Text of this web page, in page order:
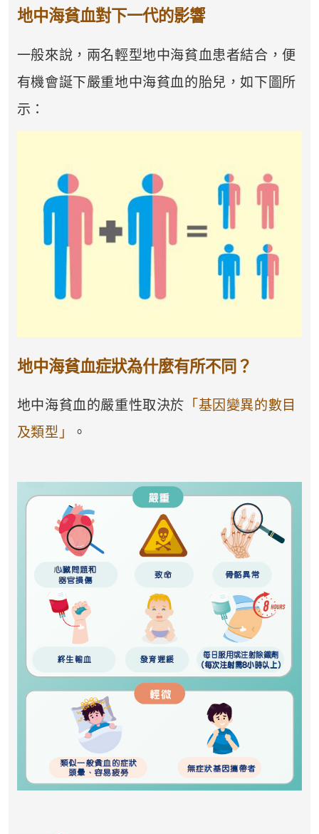
地中海貧血對下一代的影響
一般來說，兩名輕型地中海貧血患者結合，便
有機會誕下嚴重地中海貧血的胎兒，如下圖所
示：
地中海貧血症狀為什麼有所不同？
地中海貧血的嚴重性取決於 「基因變異的數目
及類型」
。